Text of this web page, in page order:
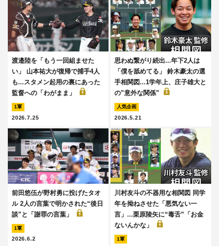
渡邉陸を「もう一回組ませた
い」 山本祐大が復帰で捕手4人
も...スタメン起用の裏にあった
監督への「わがまま」
1軍
2026.7.25
思わぬ繋がり続出...年下2人は
「僕を舐めてる」 鈴木豪太の選
手相関図...1学年上、庄子雄大と
の”意外な関係”
人気企画
2026.5.21
前田悠伍が野村勇に投げたタオ
ル 2人の言葉で明かされた“後日
談”と「謝罪の言葉」
1軍
2026.6.2
川村友斗の不器用な相関図 同学
年を拗ねさせた「悪気ない一
言」...栗原陵矢に“毒舌”「お金
ないんかな」
1軍